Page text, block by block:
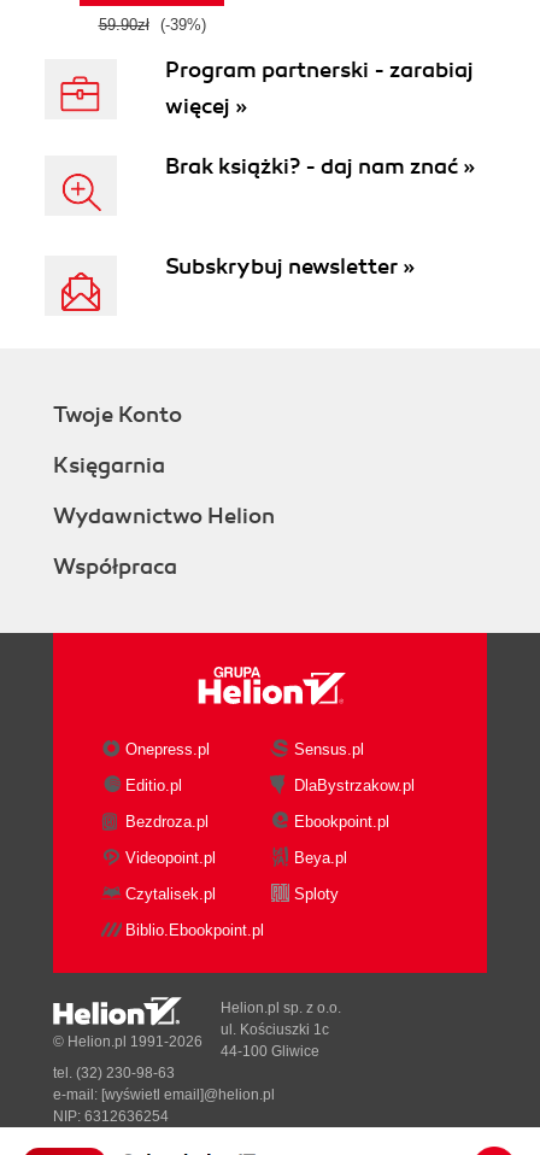
59.90zł (-39%)
Program partnerski - zarabiaj
więcej »
Brak książki? - daj nam znać »
Subskrybuj newsletter »
Twoje Konto
Księgarnia
Wydawnictwo Helion
Współpraca
Onepress.pl
Sensus.pl
Editio.pl
DlaBystrzakow.pl
Bezdroza.pl
Ebookpoint.pl
Videopoint.pl
Beya.pl
Czytalisek.pl
Sploty
Biblio.Ebookpoint.pl
© Helion.pl 1991-2026
Helion.pl sp. z o.o.
ul. Kościuszki 1c
44-100 Gliwice
tel. (32) 230-98-63
e-mail: [wyświetl email]@helion.pl
NIP: 6312636254